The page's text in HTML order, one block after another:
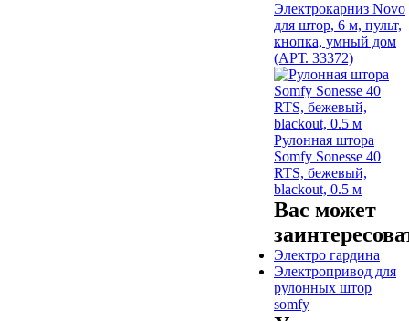
Электрокарниз Novo
для штор, 6 м, пульт,
кнопка, умный дом
(АРТ. 33372)
Рулонная штора
Somfy Sonesse 40
RTS, бежевый,
blackout, 0.5 м
Вас может
Электро гардина
Электропривод для
рулонных штор
somfy